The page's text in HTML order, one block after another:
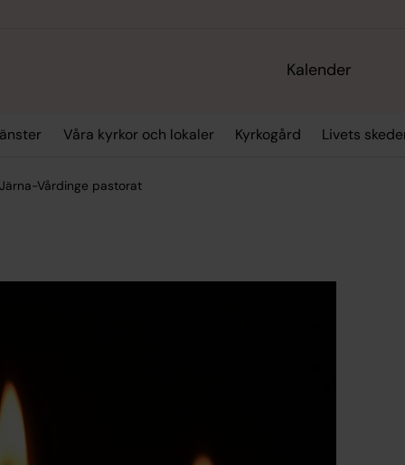
Kalender
Våra kyrkor och lokaler Kyrkogård Livets
Vårdinge pastorat